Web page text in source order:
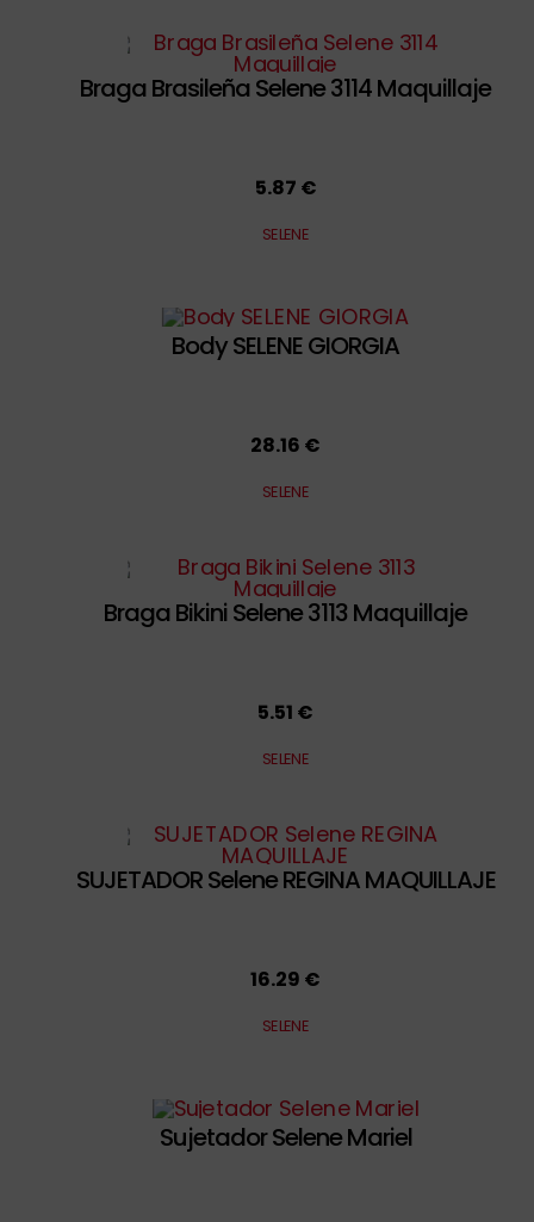
Braga Brasileña Selene 3114 Maquillaje
5.87 €
SELENE
Body SELENE GIORGIA
28.16 €
SELENE
Braga Bikini Selene 3113 Maquillaje
5.51 €
SELENE
SUJETADOR Selene REGINA MAQUILLAJE
16.29 €
SELENE
Sujetador Selene Mariel